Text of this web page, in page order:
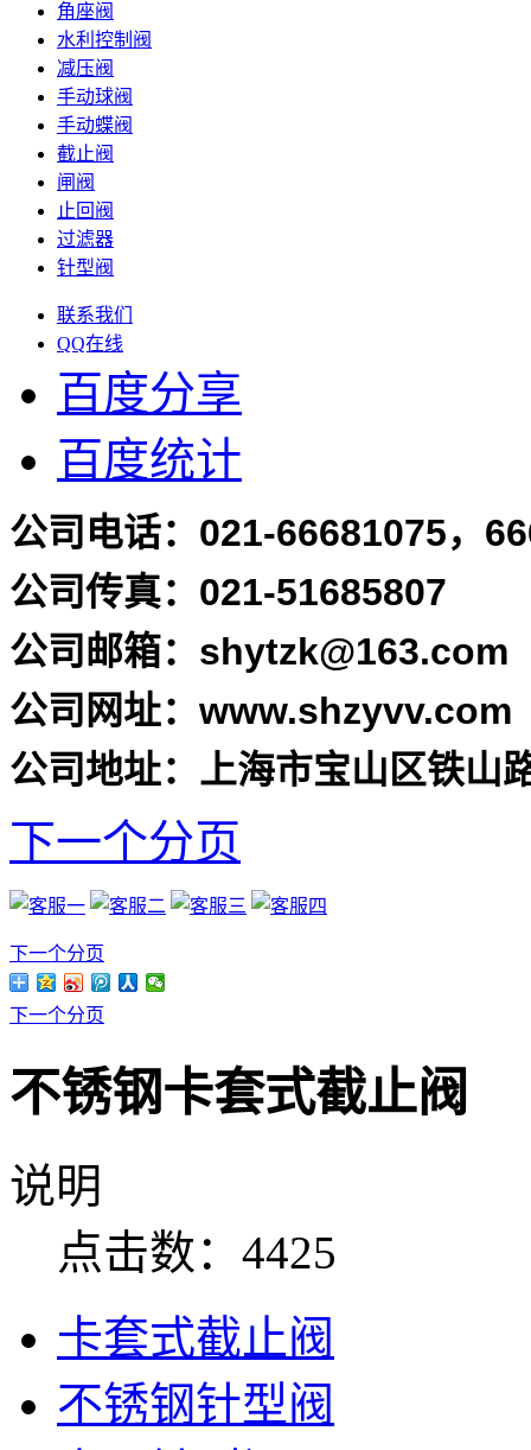
角座阀
水利控制阀
减压阀
手动球阀
手动蝶阀
截止阀
闸阀
止回阀
过滤器
针型阀
联系我们
QQ在线
百度分享
百度统计
公司电话： 021-66681075，
公司传真：021-51685807
公司邮箱：shytzk@163.com
公司网址：www.shzyvv.com
公司地址：上海市宝山区铁山
下一个分页
下一个分页
下一个分页
不锈钢卡套式截止阀
说明
点击数：4425
卡套式截止阀
不锈钢针型阀